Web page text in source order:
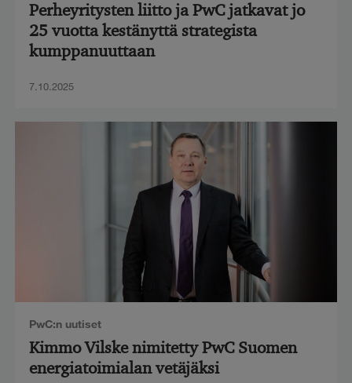
Perheyritysten liitto ja PwC jatkavat jo
25 vuotta kestänyttä strategista
kumppanuuttaan
7.10.2025
PwC:n uutiset
Kimmo Vilske nimitetty PwC Suomen
energiatoimialan vetäjäksi